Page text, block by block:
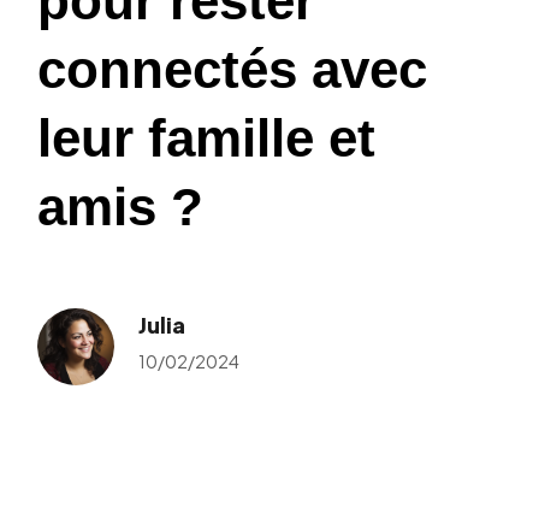
connectés avec
leur famille et
amis ?
Julia
10/02/2024